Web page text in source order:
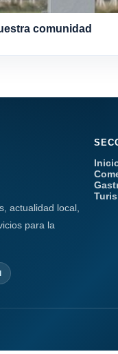
comunidad
actualidad local,
para la